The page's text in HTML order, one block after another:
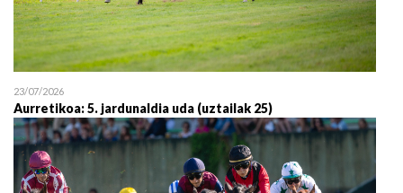
23/07/2026
Aurretikoa: 5. jardunaldia uda (uztailak 25)